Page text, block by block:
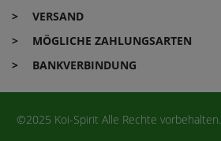
VERSAND
MÖGLICHE ZAHLUNGSARTEN
BANKVERBINDUNG
©2025 Koi-Spirit Alle Rechte vorbehalten.